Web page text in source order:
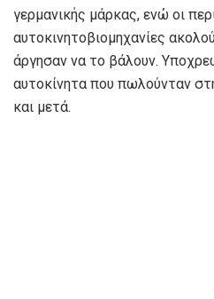
γερμανικής μάρκας, ενώ οι
αυτοκινητοβιομηχανίες
άργησαν να το βάλουν.
αυτοκίνητα που πωλούνταν
και μετά.